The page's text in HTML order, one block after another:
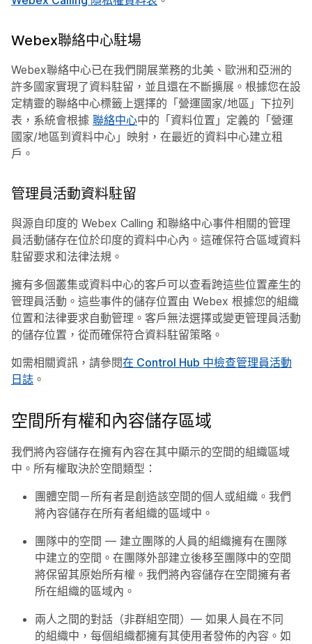
Webex聯絡中心駐場
Webex聯絡中心已在我們開展業務的北美、歐洲和亞洲的
許多國家實現了資料駐留，並且還在不斷擴展。根據您在設
定精靈的聯絡中心標籤上選擇的「營運國家/地區」下拉列
表，系統會根據 聯絡中心中的「資料位置」定義的「營運
國家/地區到資料中心」映射，在最近的資料中心建立租
戶。
管理員活動資料駐留
與源自印度的 Webex Calling 和聯絡中心事件相關的管理
員活動儲存在位於印度的資料中心內。這確保符合區域資料
駐留要求和法律法規。
擁有多個叢集或資料中心的客戶可以查看跨這些位置產生的
管理員活動。這些事件的儲存位置由 Webex 根據您的組織
位置和法律要求自動管理。客戶無法選擇或變更管理員活動
的儲存位置，從而確保符合資料駐留策略。
如需相關資訊，請參閱在 Control Hub 中檢查管理員活動
日誌 。
空間所有權和內容儲存區域
我們將內容儲存在擁有內容在其中顯示的空間的組織區域
中。所有權取決於空間類型：
團體空間－所有者是創造該空間的個人或組織。我們
將內容儲存在所有者組織的區域中。
團隊中的空間 — 建立團隊的人員的組織擁有在團隊
中建立的空間。在團隊外部建立後移至團隊中的空間
將保留其原始所有權。我們將內容儲存在空間擁有者
所在組織的區域內。
兩人之間的對話（非群組空間）— 如果人員在不同
的組織中，每個組織都擁有其使用者發佈的內容。如